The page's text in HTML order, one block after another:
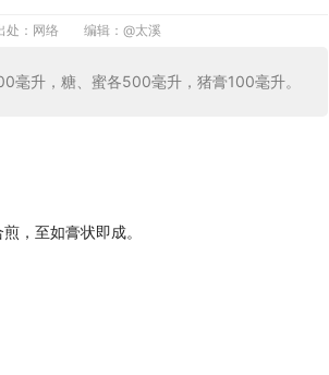
处：网络 编辑： @太溪
毫升，糖、蜜各500毫升，猪膏100毫升。
，至如膏状即成。